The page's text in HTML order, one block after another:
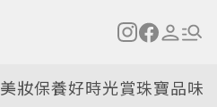
美妝保養好時光賞珠寶品味